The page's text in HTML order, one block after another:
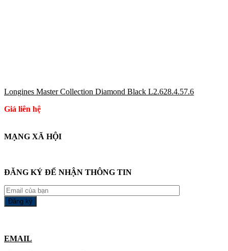
Longines Master Collection Diamond Black L2.628.4.57.6
Giá liên hệ
MẠNG XÃ HỘI
ĐĂNG KÝ ĐỂ NHẬN THÔNG TIN
EMAIL